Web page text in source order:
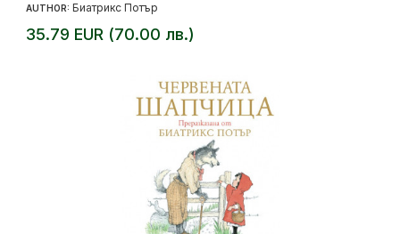
AUTHOR: Биатрикс Потър
35.79 EUR (70.00 лв.)